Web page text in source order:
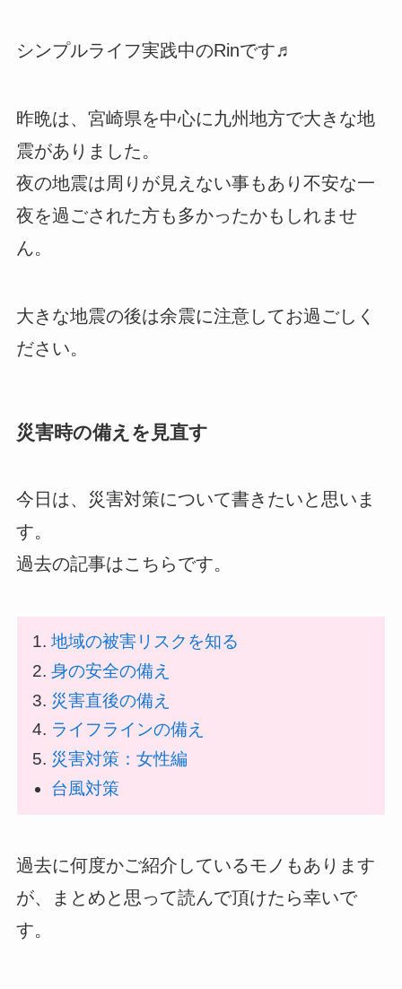
シンプルライフ実践中のRinです♬
昨晩は、宮崎県を中心に九州地方で大きな地
震がありました。
夜の地震は周りが見えない事もあり不安な一
夜を過ごされた方も多かったかもしれませ
ん。
大きな地震の後は余震に注意してお過ごしく
ださい。
災害時の備えを見直す
今日は、災害対策について書きたいと思いま
す。
過去の記事はこちらです。
地域の被害リスクを知る
身の安全の備え
災害直後の備え
ライフラインの備え
災害対策：女性編
台風対策
過去に何度かご紹介しているモノもあります
が、まとめと思って読んで頂けたら幸いで
す。